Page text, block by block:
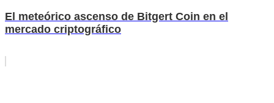
El meteórico ascenso de Bitgert Coin en el
mercado criptográfico